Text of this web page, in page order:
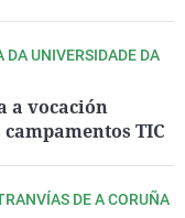
DA UNIVERSIDADE DA
a vocación
TIC
DE A CORUÑA